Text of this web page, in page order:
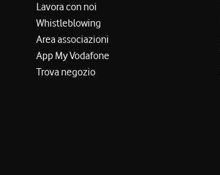
Lavora con noi
Whistleblowing
Area associazioni
App My Vodafone
Trova negozio